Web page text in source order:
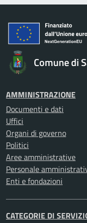
Comune di
AMMINISTRAZIONE
Documenti e dati
Uffici
Organi di governo
Politici
Aree amministrative
Personale
Enti e fondazioni
CATEGORIE DI